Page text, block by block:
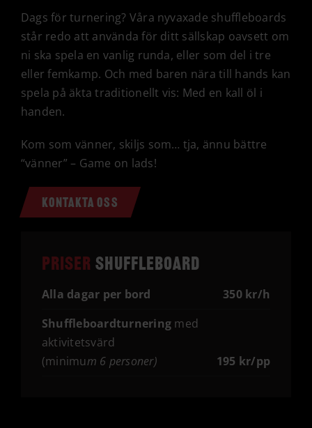
Dags för turnering? Våra nyvaxade shuffleboards
står redo att använda för ditt sällskap oavsett om
ni ska spela en vanlig runda, eller som del i tre
eller femkamp. Och med baren nära till hands kan
spela på äkta traditionellt vis: Med en kall öl i
handen.
Kom som vänner, skiljs som… tja, ännu bättre
“vänner” – Game on lads!
KONTAKTA OSS
Priser Shuffleboard
Alla dagar per bord 350kr/h
Shuffleboardturnering med
aktivitetsvärd
(minimum 6 personer) 195 kr/pp